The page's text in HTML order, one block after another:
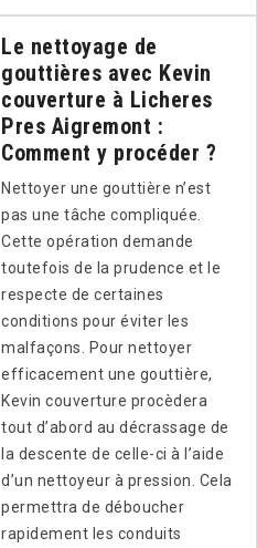
Le nettoyage de
gouttières avec Kevin
couverture à Licheres
Pres Aigremont :
Comment y procéder ?
Nettoyer une gouttière n’est
pas une tâche compliquée.
Cette opération demande
toutefois de la prudence et le
respecte de certaines
conditions pour éviter les
malfaçons. Pour nettoyer
efficacement une gouttière,
Kevin couverture procèdera
tout d’abord au décrassage de
la descente de celle-ci à l’aide
d’un nettoyeur à pression. Cela
permettra de déboucher
rapidement les conduits